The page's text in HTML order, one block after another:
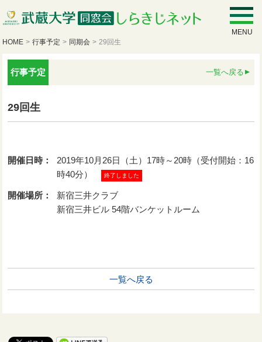
MENU
HOME > 行事予定 > 同期会 > 29回生
行事予定 一覧へ戻る
29回生
開催日時：
2019年10月26日（土）17時～20時（受付開始：16
時40分）
終了しました
開催場所：
新宿三井クラブ
新宿三井ビル 54階バンケットルーム
一覧へ戻る